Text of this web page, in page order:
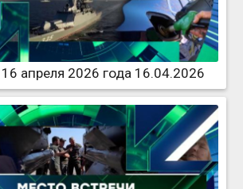
апреля 2026 года 16.04.2026